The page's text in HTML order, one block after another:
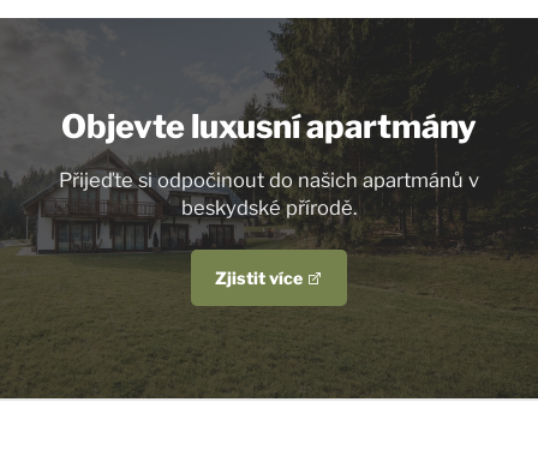
Objevte luxusní apartmány
Přijeďte si odpočinout do našich apartmánů v
beskydské přírodě.
Zjistit více